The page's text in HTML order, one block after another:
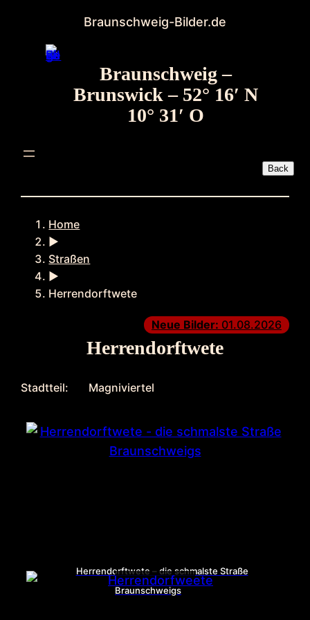
springen
Braunschweig-Bilder.de
Braunschweig –
Brunswick – 52° 16′ N
10° 31′ O
Home
►
Straßen
►
Herrendorftwete
Neue Bilder: 01.08.2026
Herrendorftwete
Stadtteil: Magniviertel
Herrendorftwete – die schmalste Straße
Braunschweigs